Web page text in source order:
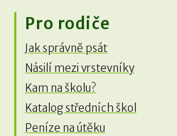
Pro rodiče
Jak správně psát
Násilí mezi vrstevníky
Kam na školu?
Katalog středních škol
Peníze na útěku